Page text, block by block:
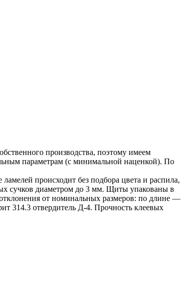
производства, поэтому имеем
параметрам (с минимальной наценкой). По
происходит без подбора цвета и распила,
сучков диаметром до 3 мм. Щиты упакованы в
от номинальных размеров: по длине —
314.3 отвердитель Д-4. Прочность клеевых